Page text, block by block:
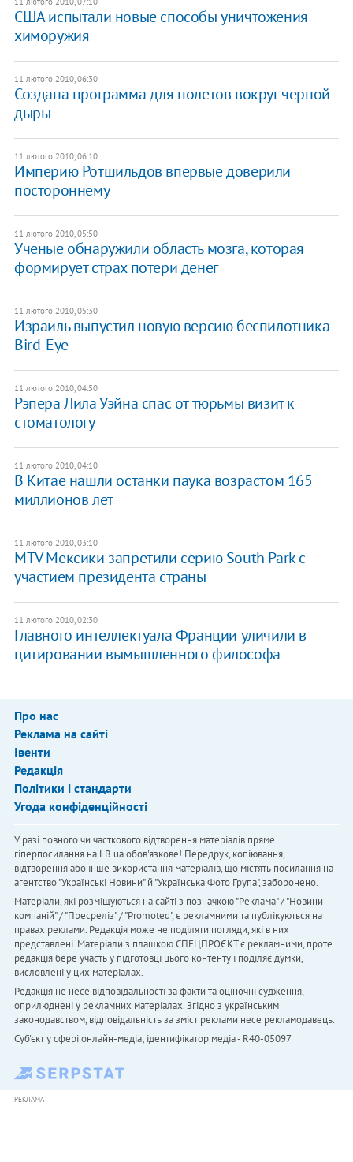
США испытали новые способы уничтожения
химоружия
11 лютого 2010, 06:30
Создана программа для полетов вокруг черной
дыры
11 лютого 2010, 06:10
Империю Ротшильдов впервые доверили
постороннему
11 лютого 2010, 05:50
Ученые обнаружили область мозга, которая
формирует страх потери денег
11 лютого 2010, 05:30
Израиль выпустил новую версию беспилотника
Bird-Eye
11 лютого 2010, 04:50
Рэпера Лила Уэйна спас от тюрьмы визит к
стоматологу
11 лютого 2010, 04:10
В Китае нашли останки паука возрастом 165
миллионов лет
11 лютого 2010, 03:10
MTV Мексики запретили серию South Park с
участием президента страны
11 лютого 2010, 02:30
Главного интеллектуала Франции уличили в
цитировании вымышленного философа
Про нас
Реклама на сайті
Івенти
Редакція
Політики і стандарти
Угода конфіденційності
У разі повного чи часткового відтворення матеріалів пряме
гіперпосилання на LB.ua обов'язкове! Передрук, копіювання,
відтворення або інше використання матеріалів, що містять посилання на
агентство "Українськi Новини" й "Українська Фото Група", заборонено.
Матеріали, які розміщуються на сайті з позначкою "Реклама" / "Новини
компаній" / "Пресреліз" / "Promoted", є рекламними та публікуються на
правах реклами. Редакція може не поділяти погляди, які в них
представлені. Матеріали з плашкою СПЕЦПРОЄКТ є рекламними, проте
редакція бере участь у підготовці цього контенту і поділяє думки,
висловлені у цих матеріалах.
Редакція не несе відповідальності за факти та оціночні судження,
оприлюднені у рекламних матеріалах. Згідно з українським
законодавством, відповідальність за зміст реклами несе рекламодавець.
Cуб'єкт у сфері онлайн-медіа; ідентифікатор медіа - R40-05097
РЕКЛАМА